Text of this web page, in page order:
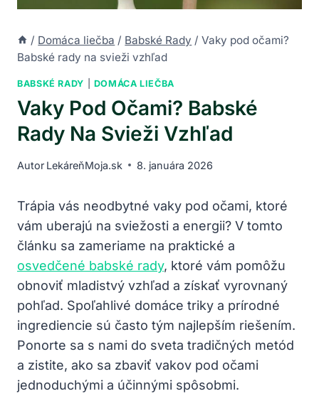
/ Domáca liečba / Babské Rady / Vaky pod očami?
Babské rady na svieži vzhľad
BABSKÉ RADY DOMÁCA LIEČBA
Vaky Pod Očami? Babské
Rady Na Svieži Vzhľad
Autor LekáreňMoja.sk 8. januára 2026
Trápia vás neodbytné vaky pod očami, ktoré
vám uberajú na sviežosti a energii? V tomto
článku sa zameriame na praktické a
osvedčené babské rady, ktoré vám pomôžu
obnoviť mladistvý vzhľad a získať vyrovnaný
pohľad. Spoľahlivé domáce triky a prírodné
ingrediencie sú často tým najlepším riešením.
Ponorte ‌sa s nami do sveta tradičných metód
a zistite, ako sa zbaviť vakov pod očami
⁣jednoduchými a účinnými spôsobmi.